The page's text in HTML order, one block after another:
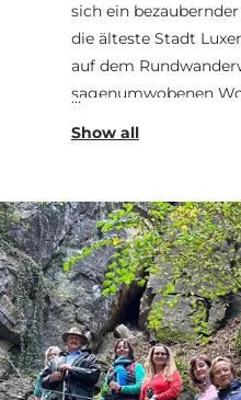
sich ein
die älteste Stadt
auf dem
sagenumwobenen
steil emporragen.
Guide spannende
verrät, warum es in
garantiert keine
Bogen führt der Weg
entlang des
der Abteizeit zurück